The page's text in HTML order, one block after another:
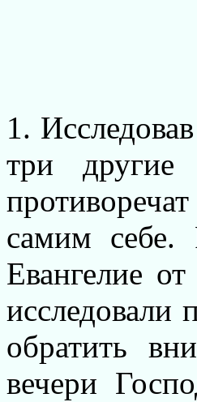
1.
три
самим себе.
Евангелие
исследовали
обратить
вечери